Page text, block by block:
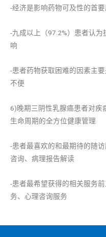
-经济是影响药物可及性的首要
-九成以上（97.2%）患者认
响
-患者药物获取困难的因素主
不便
6)晚期三阴性乳腺癌患者对疾
生命周期的全方位健康管理
-患者最喜欢的和最期待的随
咨询、病理报告解读
-患者最希望获得的相关服务
务、心理咨询服务